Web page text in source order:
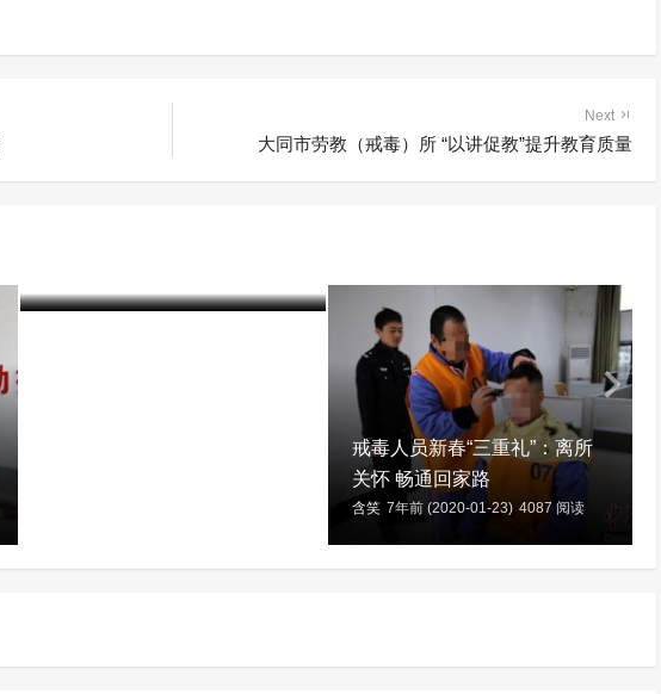
Next
大同市劳教（戒毒）所 “以讲促教”提升教育质量
戒毒人员新春“三重礼”：离所
关怀 畅通回家路
含笑 7年前 (2020-01-23) 4087 阅读